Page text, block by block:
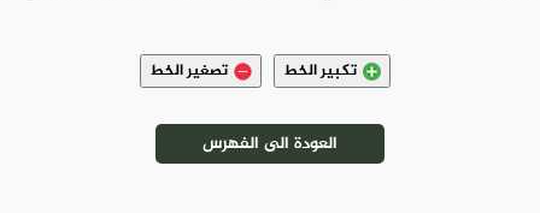
تكبير الخط تصغير الخط
العودة الى الفهرس